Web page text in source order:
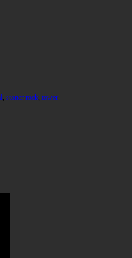
, stoner rock, tower